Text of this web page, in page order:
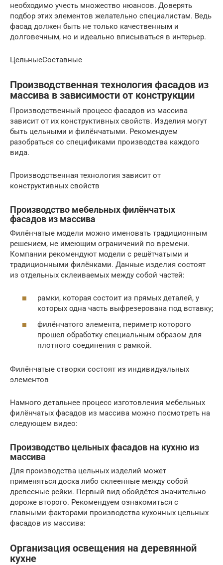
необходимо учесть множество нюансов. Доверять
подбор этих элементов желательно специалистам. Ведь
фасад должен быть не только качественным и
долговечным, но и идеально вписываться в интерьер.
ЦельныеСоставные
Производственная технология фасадов из
массива в зависимости от конструкции
Производственный процесс фасадов из массива
зависит от их конструктивных свойств. Изделия могут
быть цельными и филёнчатыми. Рекомендуем
разобраться со спецификами производства каждого
вида.
Производственная технология зависит от
конструктивных свойств
Производство мебельных филёнчатых
фасадов из массива
Филёнчатые модели можно именовать традиционным
решением, не имеющим ограничений по времени.
Компании рекомендуют модели с решётчатыми и
традиционными филёнками. Данные изделия состоят
из отдельных склеиваемых между собой частей:
рамки, которая состоит из прямых деталей, у
которых одна часть выфрезерована под вставку;
филёнчатого элемента, периметр которого
прошел обработку специальным образом для
плотного соединения с рамкой.
Филёнчатые створки состоят из индивидуальных
элементов
Намного детальнее процесс изготовления мебельных
филёнчатых фасадов из массива можно посмотреть на
следующем видео:
Производство цельных фасадов на кухню из
массива
Для производства цельных изделий может
применяться доска либо склеенные между собой
древесные рейки. Первый вид обойдётся значительно
дороже второго. Рекомендуем ознакомиться с
главными факторами производства кухонных цельных
фасадов из массива:
Организация освещения на деревянной
кухне